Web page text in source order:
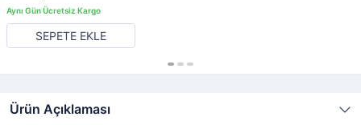
SEPETE EKLE
Ürün Açıklaması